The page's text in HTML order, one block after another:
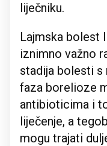
liječniku.
Lajmska bolest
iznimno važno
stadija bolesti s
faza borelioze
antibioticima i
liječenje, a
mogu trajati